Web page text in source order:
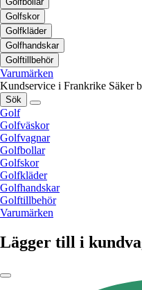
Golfskor
Golfkläder
Golfhandskar
Golftillbehör
Varumärken
Kundservice i Frankrike Säker
Sök
Golf
Golfväskor
Golfvagnar
Golfbollar
Golfskor
Golfkläder
Golfhandskar
Golftillbehör
Varumärken
Lägger till i